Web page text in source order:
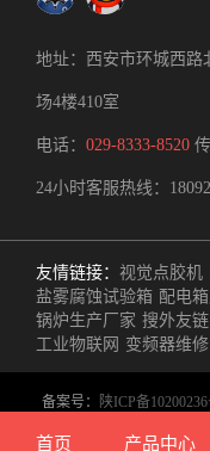
地址：西安市环城西路
场4楼410室
电话： 029-8333-8520
24小时客服热线：
友情链接： 视觉点胶机
盐雾腐蚀试验箱 配电
锅炉生产厂家 搜外友链
工业物联网 变频器维修
备案号： 陕ICP备
套生产制造、非标
首页 产品中心